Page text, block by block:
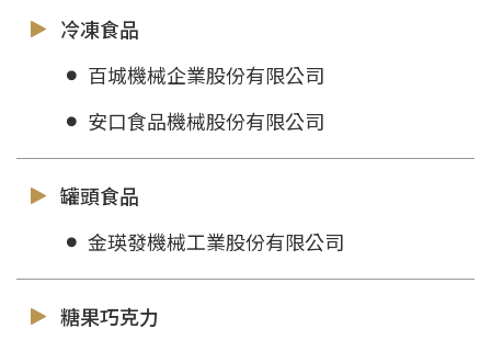
冷凍食品
百城機械企業股份有限公司
安口食品機械股份有限公司
罐頭食品
金瑛發機械工業股份有限公司
糖果巧克力